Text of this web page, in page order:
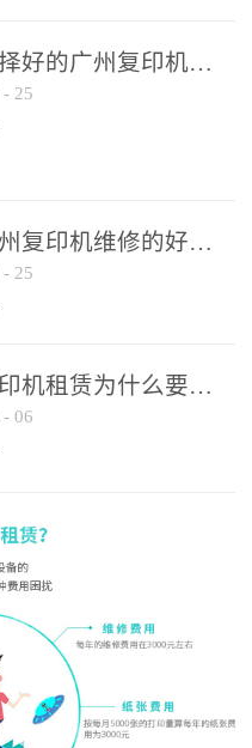
怎样选择好的广州复印机维修公司?
- 25
选择广州复印机维修的好处有哪些?
- 25
广州复印机租赁为什么要选大平台
- 06